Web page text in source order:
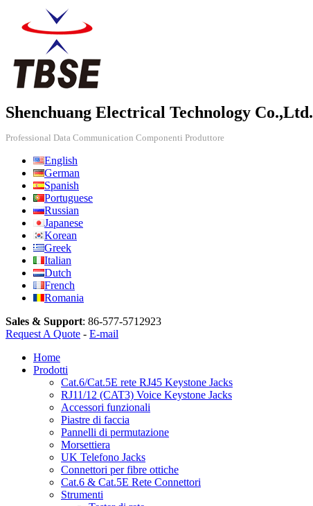
Shenchuang Electrical Technology Co.,Ltd.
Professional Data Communication Componenti Produttore
English
German
Spanish
Portuguese
Russian
Japanese
Korean
Greek
Italian
Dutch
French
Romania
Sales & Support: 86-577-5712923
Request A Quote - E-mail
Home
Prodotti
Cat.6/Cat.5E rete RJ45 Keystone Jacks
RJ11/12 (CAT3) Voice Keystone Jacks
Accessori funzionali
Piastre di faccia
Pannelli di permutazione
Morsettiera
UK Telefono Jacks
Connettori per fibre ottiche
Cat.6 & Cat.5E Rete Connettori
Strumenti